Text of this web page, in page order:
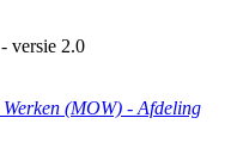
versie 2.0
(MOW) - Afdeling